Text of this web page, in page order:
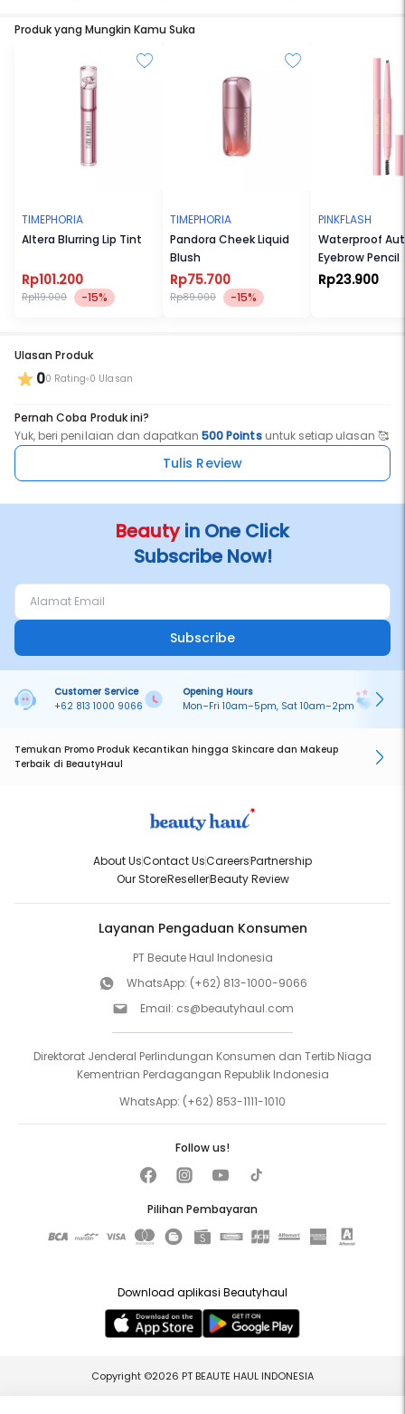
Produk yang Mungkin Kamu Suka
TIMEPHORIA
Altera Blurring Lip Tint
Rp101.200
Rp119.000 -15%
TIMEPHORIA
Pandora Cheek Liquid
Blush
Rp75.700
Rp89.000 -15%
PINKFLASH
Waterproof
Eyebrow Pencil
Rp23.900
Ulasan Produk
00 Rating 0 Ulasan
Pernah Coba Produk ini?
Yuk, beri penilaian dan dapatkan500 Pointsuntuk setiap ulasan 🥰
Tulis Review
Beautyin One Click
Subscribe Now!
Subscribe
Customer Service
+62 813 1000 9066
Opening Hours
Mon–Fri 10am–5pm, Sat 10am–2pm
Temukan Promo Produk Kecantikan hingga Skincare dan Makeup
Terbaik di BeautyHaul
About UsContact UsCareersPartnership
Our StoreResellerBeauty Review
Layanan Pengaduan Konsumen
PT Beaute Haul Indonesia
WhatsApp: (+62) 813-1000-9066
Email: cs@beautyhaul.com
Direktorat Jenderal Perlindungan Konsumen dan Tertib Niaga
Kementrian Perdagangan Republik Indonesia
WhatsApp: (+62) 853-1111-1010
Pilihan Pembayaran
Follow us!
Download aplikasi Beautyhaul
Copyright ©2026 PT BEAUTE HAUL INDONESIA